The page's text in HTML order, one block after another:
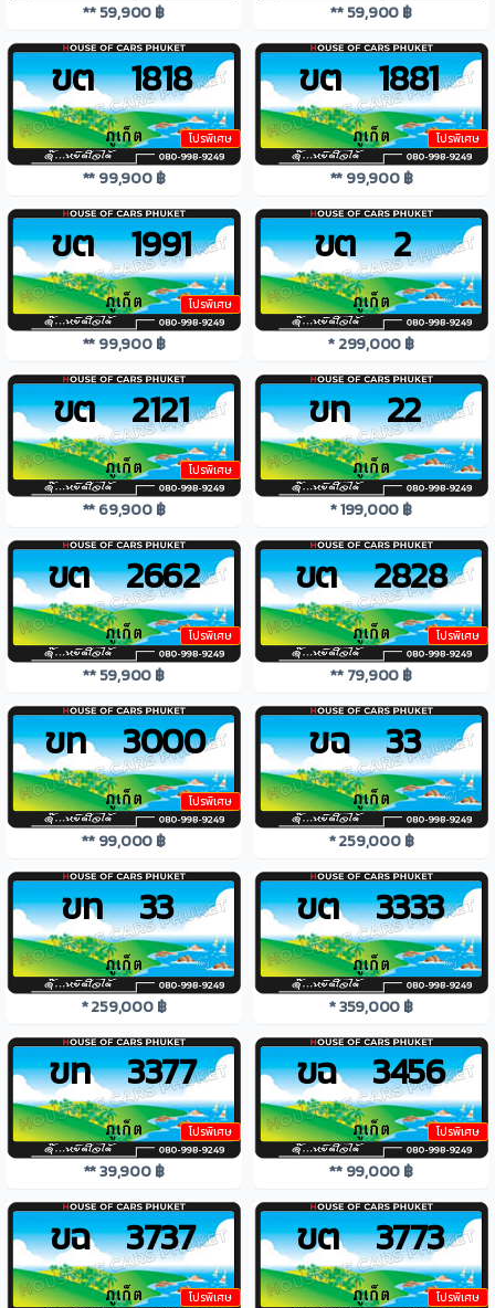
** 59,900 ฿ ** 59,900 ฿
โปรพิเศษ
ขต 1818
** 99,900 ฿
โปรพิเศษ
ขต 1881
** 99,900 ฿
โปรพิเศษ
ขต 1991
** 99,900 ฿
ขต 2
* 299,000 ฿
โปรพิเศษ
ขต 2121
** 69,900 ฿
ขท 22
* 199,000 ฿
โปรพิเศษ
ขต 2662
** 59,900 ฿
โปรพิเศษ
ขต 2828
** 79,900 ฿
โปรพิเศษ
ขท 3000
** 99,000 ฿
ขฉ 33
* 259,000 ฿
ขท 33
* 259,000 ฿
ขต 3333
* 359,000 ฿
โปรพิเศษ
ขท 3377
** 39,900 ฿
โปรพิเศษ
ขฉ 3456
** 99,000 ฿
โปรพิเศษ
ขฉ 3737
โปรพิเศษ
ขต 3773